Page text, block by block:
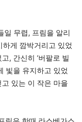
일 무렵, 프림을 알리
게 깜박거리고 있었
, 간신히 ‘버팔로 빌
빛을 유지하고 있었
있는 이 작은 마을